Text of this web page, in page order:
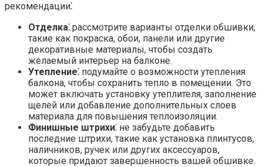
рекомендации⁚
Отделка⁚ рассмотрите варианты отделки обшивки,
такие как покраска, обои, панели или другие
декоративные материалы, чтобы создать
желаемый интерьер на балконе.​
Утепление⁚ подумайте о возможности утепления
балкона, чтобы сохранить тепло в помещении.​ Это
может включать установку утеплителя, заполнение
щелей или добавление дополнительных слоев
материала для повышения теплоизоляции.​
Финишные штрихи⁚ не забудьте добавить
последние штрихи, такие как установка плинтусов,
наличников, ручек или других аксессуаров,
которые придают завершенность вашей обшивке.​